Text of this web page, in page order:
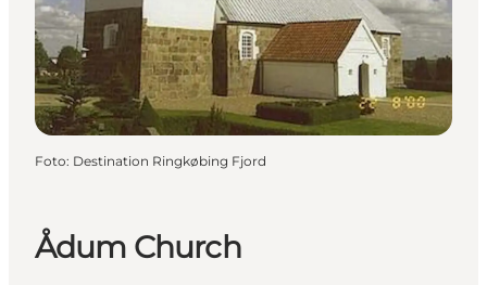
Plan je reis
Ådum Church
Foto: Destination Ringkøbing Fjord